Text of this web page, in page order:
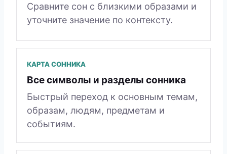
Сравните сон с близкими образами и
уточните значение по контексту.
КАРТА СОННИКА
Все символы и разделы сонника
Быстрый переход к основным темам,
образам, людям, предметам и
событиям.